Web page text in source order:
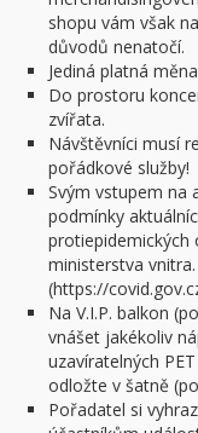
shopu vám však
důvodů nenatočí.
Jediná platná
Do prostoru
zvířata.
Návštěvníci musí
pořádkové služby!
Svým vstupem na
podmínky
protiepidemických
ministerstva vnitra.
(https://
Na V.I.P. balkon
vnášet jakékoliv
uzavíratelných
odložte v šatně
Pořadatel si